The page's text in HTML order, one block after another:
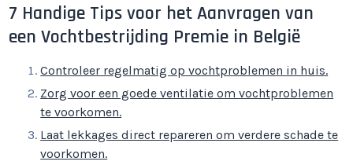
7 Handige Tips voor het Aanvragen van
een Vochtbestrijding Premie in België
Controleer regelmatig op vochtproblemen in huis.
Zorg voor een goede ventilatie om vochtproblemen
te voorkomen.
Laat lekkages direct repareren om verdere schade te
voorkomen.